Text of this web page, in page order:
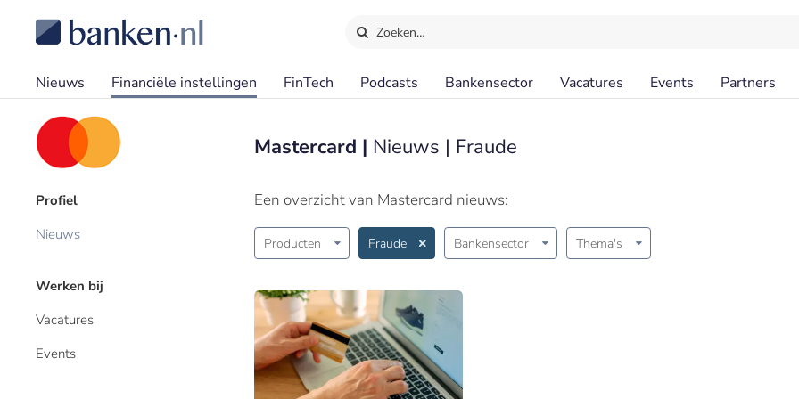
Zoeken…
Nieuws Financiële instellingen FinTech Podcasts Bankensector Vacatures Events Partners
Profiel
Nieuws
Werken bij
Vacatures
Events
Mastercard | Nieuws | Fraude
Een overzicht van Mastercard nieuws:
Producten Fraude Bankensector Thema's